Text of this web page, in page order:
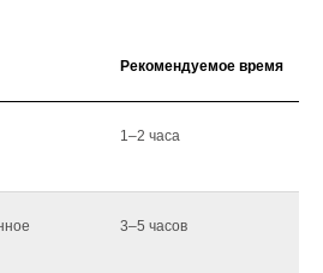
Рекомендуемое время
1–2 часа
3–5 часов